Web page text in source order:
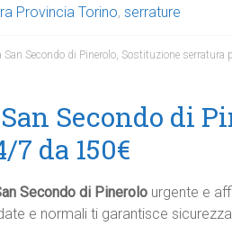
Provincia Torino, serrature
Secondo di Pinerolo, Sostituzione serratura
Secondo di
7 da 150€
Secondo di Pinerolo urgente e
e normali ti garantisce